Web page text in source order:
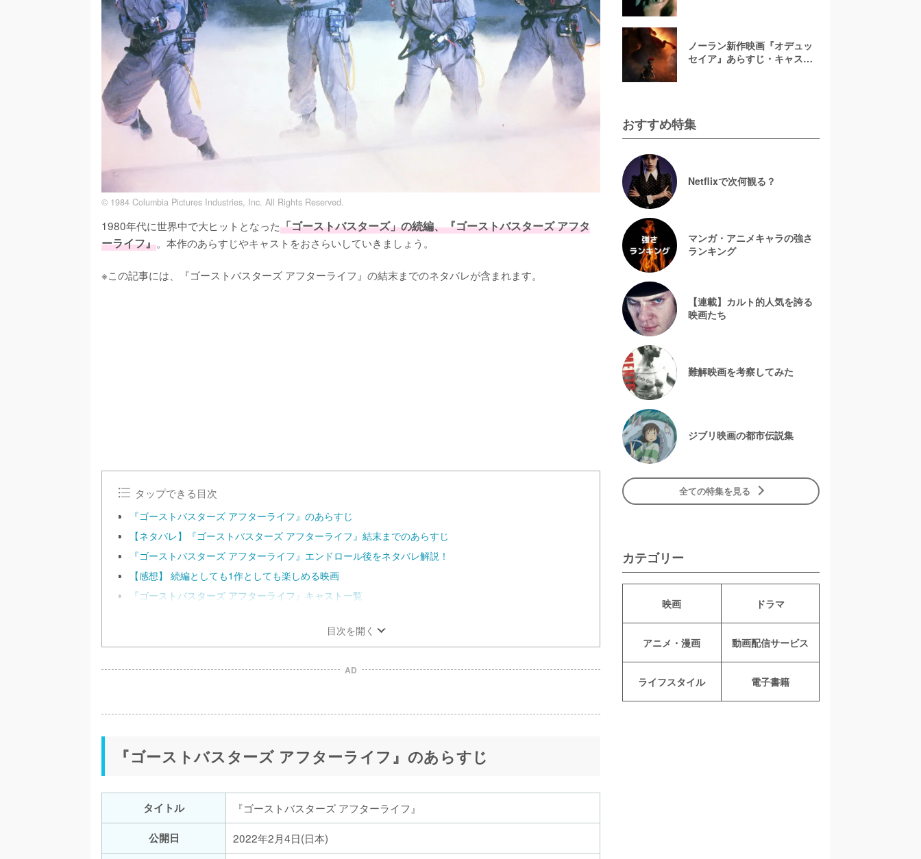
© 1984 Columbia Pictures Industries, Inc. All Rights Reserved.
1980年代に世界中で大ヒットとなった「ゴーストバスターズ」の続編、『ゴーストバスターズ アフタ
ーライフ』。本作のあらすじやキャストをおさらいしていきましょう。
※この記事には、『ゴーストバスターズ アフターライフ』の結末までのネタバレが含まれます。
タップできる目次
『ゴーストバスターズ アフターライフ』のあらすじ
【ネタバレ】『ゴーストバスターズ アフターライフ』結末までのあらすじ
『ゴーストバスターズ アフターライフ』エンドロール後をネタバレ解説！
【感想】 続編としても1作としても楽しめる映画
『ゴーストバスターズ アフターライフ』キャスト一覧
目次を開く
AD
『ゴーストバスターズ アフターライフ』のあらすじ
タイトル
『ゴーストバスターズ アフターライフ』
公開日
2022年2月4日(日本)
ノーラン新作映画『オデュッ
セイア』あらすじ・キャスト
おすすめ特集
Netflixで次何観る？
マンガ・アニメキャラの強さ
ランキング
【連載】カルト的人気を誇る
映画たち
難解映画を考察してみた
ジブリ映画の都市伝説集
全ての特集を見る
カテゴリー
映画 ドラマ
アニメ・漫画 動画配信サービス
ライフスタイル 電子書籍